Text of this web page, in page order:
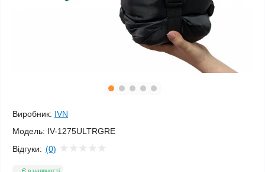
Виробник: IVN
Модель: IV-1275ULTRGRE
Відгуки: (0)
Є в наявності